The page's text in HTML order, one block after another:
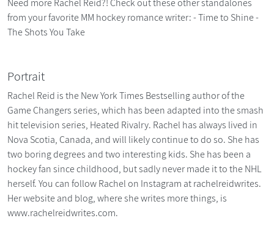
from your favorite MM hockey romance writer: - Time to Shine -
The Shots You Take
Portrait
Rachel Reid is the New York Times Bestselling author of the
Game Changers series, which has been adapted into the smash
hit television series, Heated Rivalry. Rachel has always lived in
Nova Scotia, Canada, and will likely continue to do so. She has
two boring degrees and two interesting kids. She has been a
hockey fan since childhood, but sadly never made it to the NHL
herself. You can follow Rachel on Instagram at rachelreidwrites.
Her website and blog, where she writes more things, is
www.rachelreidwrites.com.